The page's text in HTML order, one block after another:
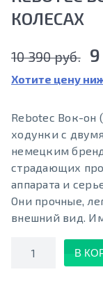
КОЛЕСАХ
10 390 руб.
Хотите цену
Rebotec Вок-он
ходунки с
немецким
страдающих
аппарата и
Они прочные,
внешний вид.
Количество
В